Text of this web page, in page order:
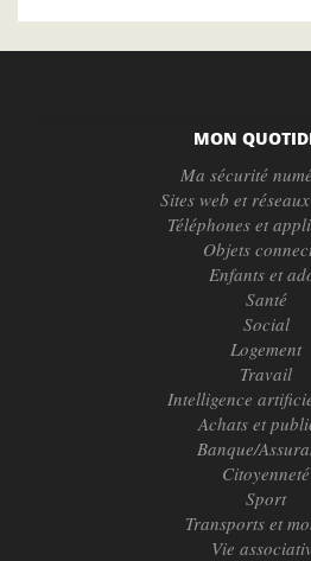
MON
Ma sécurité
Sites web et
Téléphones et
Objets
Enfants et
Santé
Social
Logement
Travail
Intelligence
Achats et
Banque/
Citoyenneté
Sport
Transports et
Vie